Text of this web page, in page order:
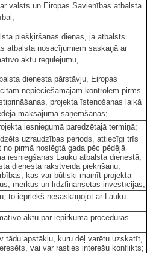
valsts un Eiropas Savienības atbalsta
piešķiršanas dienas, ja atbalsts
atbalsta nosacījumiem saskaņā ar
aktu regulējumu,
dienesta pārstāvju, Eiropas
nepieciešamajām kontrolēm pirms
projekta īstenošanas laikā
maksājuma saņemšanas;
iesniegumā paredzētajā termiņā;
uzraudzības periods, attiecīgi trīs
pirmā noslēgtā gada pēc pēdējā
iesniegšanas Lauku atbalsta dienestā,
dienesta rakstveida piekrišanu,
kas var būtiski mainīt projekta
mērķus un līdzfinansētās investīcijas;
to iepriekš nesaskaņojot ar Lauku
aktu par iepirkuma procedūras
tādu apstākļu, kuru dēļ varētu uzskatīt,
vai var rasties interešu konflikts;